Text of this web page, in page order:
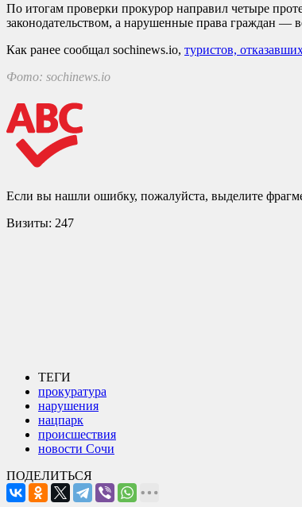
По итогам проверки прокурор направил четыре
законодательством, а нарушенные права граждан —
Как ранее сообщал sochinews.io, туристов,
Фото: sochinews.io
Если вы нашли ошибку, пожалуйста, выделите
Визиты: 247
ТЕГИ
прокуратура
нарушения
нацпарк
происшествия
новости Сочи
ПОДЕЛИТЬСЯ